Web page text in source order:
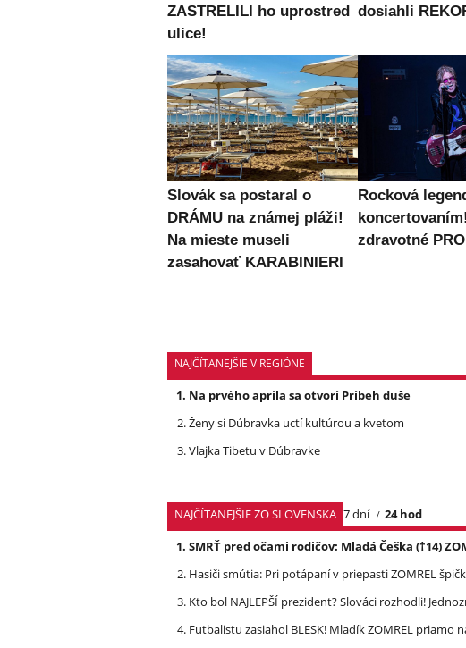
ZASTRELILI ho uprostred
ulice!
dosiahli
Slovák sa postaral o
DRÁMU na známej pláži!
Na mieste museli
zasahovať KARABINIERI
Rocková
zdravotné
NAJČÍTANEJŠIE V REGIÓNE
Na prvého apríla sa otvorí Príbeh duše
Ženy si Dúbravka uctí kultúrou a kvetom
Vlajka Tibetu v Dúbravke
NAJČÍTANEJŠIE ZO SLOVENSKA 7 dní
24 hod
SMRŤ pred očami rodičov: Mladá Češka (†14)
Hasiči smútia: Pri potápaní v priepasti ZOMREL
Kto bol NAJLEPŠÍ prezident? Slováci rozhodli!
Futbalistu zasiahol BLESK! Mladík ZOMREL priamo